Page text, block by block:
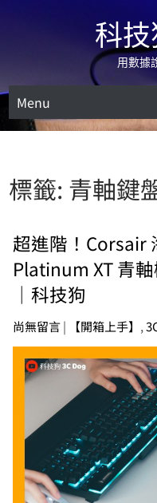
科技
用數據
Menu
標籤: 青軸鍵
超進階！Corsair
Platinum XT 青
｜科技狗
尚無留言| 【開箱上手】 ,